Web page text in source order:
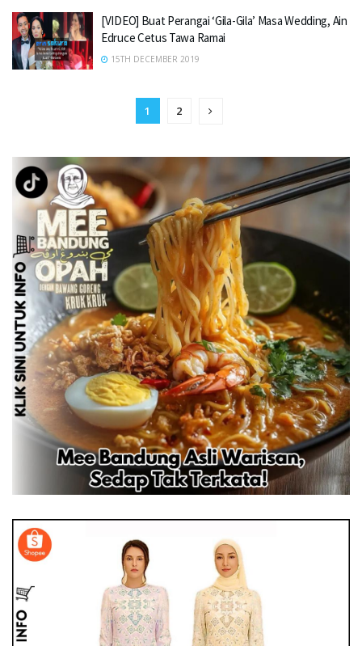
[VIDEO] Buat Perangai ‘Gila-Gila’ Masa Wedding, Ain
Edruce Cetus Tawa Ramai
15TH DECEMBER 2019
1 2